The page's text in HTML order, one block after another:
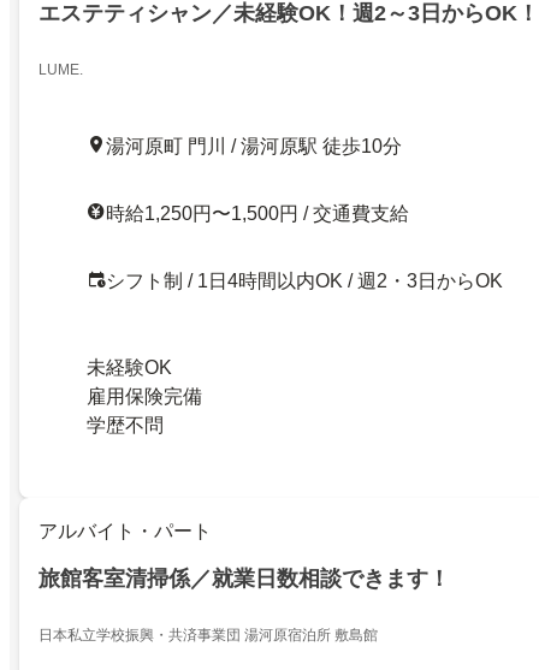
エステティシャン／未経験OK！週2～3日からOK
LUME.
湯河原町 門川 / 湯河原駅 徒歩10分
時給1,250円〜1,500円 / 交通費支給
シフト制 / 1日4時間以内OK / 週2・3日からOK
未経験OK
雇用保険完備
学歴不問
アルバイト・パート
旅館客室清掃係／就業日数相談できます！
日本私立学校振興・共済事業団 湯河原宿泊所 敷島館